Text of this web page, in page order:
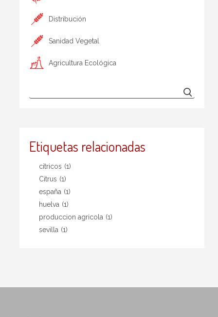
Distribución
Sanidad Vegetal
Agricultura Ecológica
Etiquetas relacionadas
citricos (1)
Citrus (1)
españa (1)
huelva (1)
produccion agricola (1)
sevilla (1)